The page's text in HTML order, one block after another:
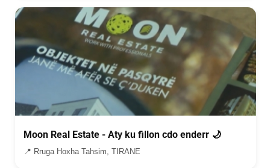
Moon Real Estate - Aty ku fillon cdo enderr 🌙
📍 Rruga Hoxha Tahsim, TIRANE